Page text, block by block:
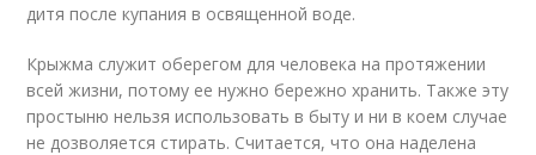
дитя после купания в освященной воде.
Крыжма служит оберегом для человека на протяжении
всей жизни, потому ее нужно бережно хранить. Также эту
простыню нельзя использовать в быту и ни в коем случае
не дозволяется стирать. Считается, что она наделена